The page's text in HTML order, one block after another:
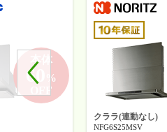
本体
60
%
OFF
クララ(連動なし)
NFG6S25MSV